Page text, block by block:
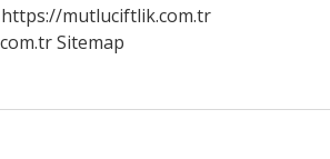
https://mutluciftlik.com.tr
Sitemap